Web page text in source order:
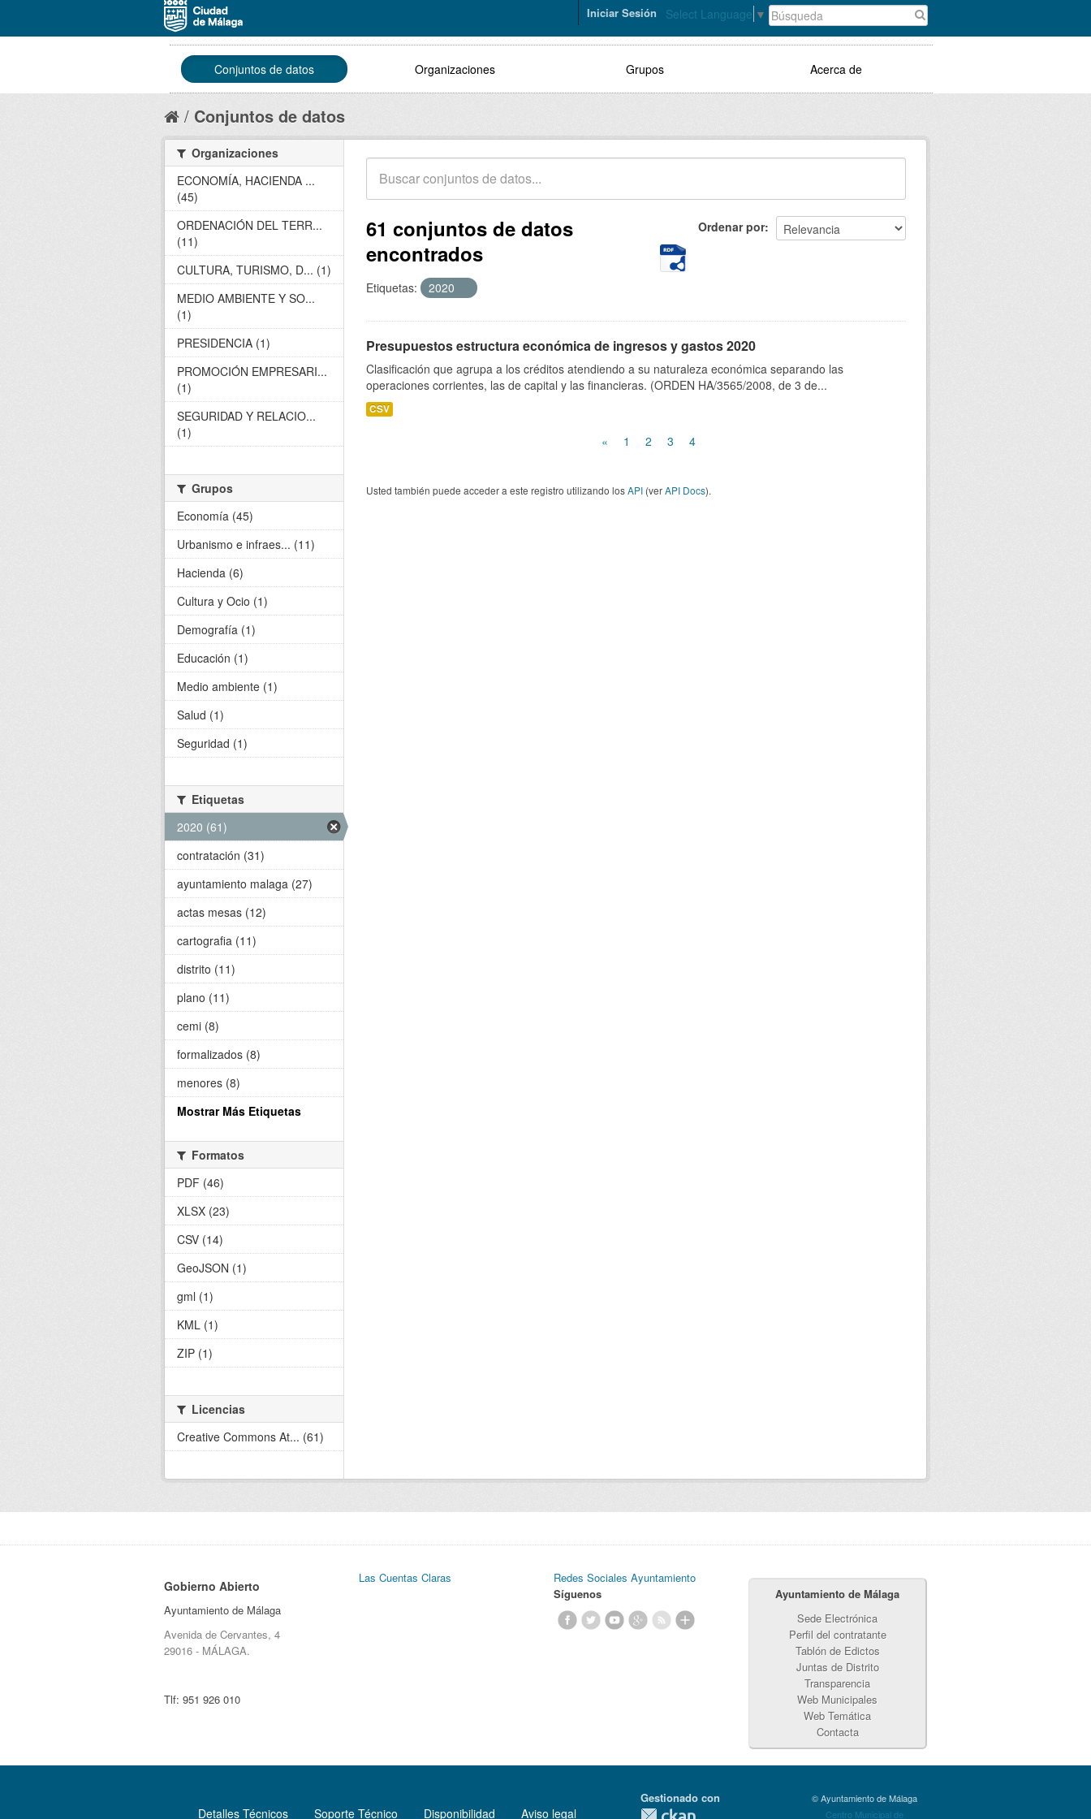
Select Language ▼
Iniciar Sesión
Conjuntos de datos Organizaciones Grupos Acerca de
Conjuntos de datos
Ordenar por
61 conjuntos de datos
encontrados
Etiquetas: 2020
Presupuestos estructura económica de ingresos y gastos 2020
Clasificación que agrupa a los créditos atendiendo a su naturaleza económica separando las
operaciones corrientes, las de capital y las financieras. (ORDEN HA/3565/2008, de 3 de...
CSV
« 1 2 3 4
Usted también puede acceder a este registro utilizando losAPI (verAPI Docs).
Organizaciones
ECONOMÍA, HACIENDA ...
(45)
ORDENACIÓN DEL TERR...
(11)
CULTURA, TURISMO, D... (1)
MEDIO AMBIENTE Y SO...
(1)
PRESIDENCIA (1)
PROMOCIÓN EMPRESARI...
(1)
SEGURIDAD Y RELACIO...
(1)
Grupos
Economía (45)
Urbanismo e infraes... (11)
Hacienda (6)
Cultura y Ocio (1)
Demografía (1)
Educación (1)
Medio ambiente (1)
Salud (1)
Seguridad (1)
Etiquetas
2020 (61)
contratación (31)
ayuntamiento malaga (27)
actas mesas (12)
cartografia (11)
distrito (11)
plano (11)
cemi (8)
formalizados (8)
menores (8)
Mostrar Más Etiquetas
Formatos
PDF (46)
XLSX (23)
CSV (14)
GeoJSON (1)
gml (1)
KML (1)
ZIP (1)
Licencias
Creative Commons At... (61)
Gobierno Abierto
Ayuntamiento de Málaga
Avenida de Cervantes, 4
29016 - MÁLAGA.
Tlf: 951 926 010
Las Cuentas Claras
Redes Sociales Ayuntamiento
Síguenos
Ayuntamiento de Málaga
Sede Electrónica
Perfil del contratante
Tablón de Edictos
Juntas de Distrito
Transparencia
Web Municipales
Web Temática
Contacta
Detalles Técnicos Soporte Técnico Disponibilidad Aviso legal
Gestionado con
© Ayuntamiento de Málaga
Centro Municipal de